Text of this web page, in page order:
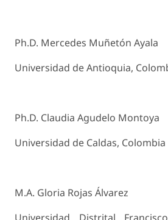
Ph.D. Mercedes Muñetón Ayala
Universidad de Antioquia,
Ph.D. Claudia Agudelo Montoya
Universidad de Caldas, Colombia
M.A. Gloria Rojas Álvarez